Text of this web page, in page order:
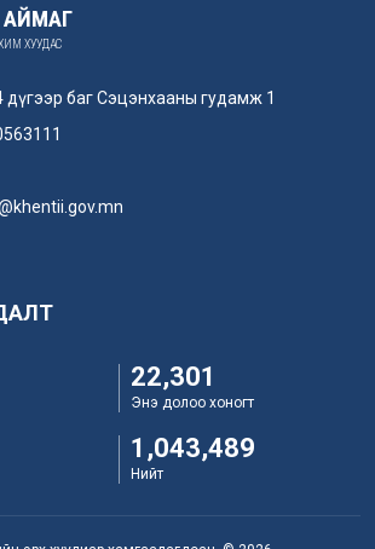
ХУУДАС
дүгээр баг Сэцэнхааны гудамж 1
22,301
Энэ долоо хоногт
1,043,489
Нийт